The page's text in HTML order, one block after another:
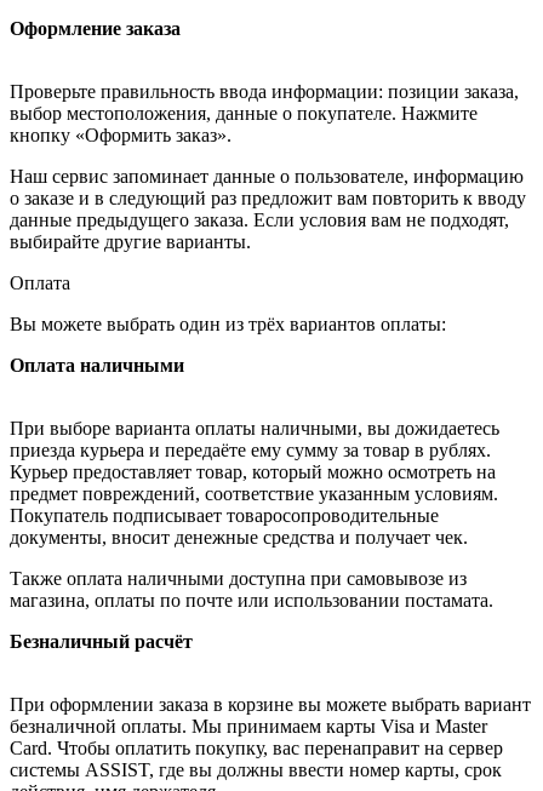
Оформление заказа
Проверьте правильность ввода информации: позиции заказа,
выбор местоположения, данные о покупателе. Нажмите
кнопку «Оформить заказ».
Наш сервис запоминает данные о пользователе, информацию
о заказе и в следующий раз предложит вам повторить к вводу
данные предыдущего заказа. Если условия вам не подходят,
выбирайте другие варианты.
Оплата
Вы можете выбрать один из трёх вариантов оплаты:
Оплата наличными
При выборе варианта оплаты наличными, вы дожидаетесь
приезда курьера и передаёте ему сумму за товар в рублях.
Курьер предоставляет товар, который можно осмотреть на
предмет повреждений, соответствие указанным условиям.
Покупатель подписывает товаросопроводительные
документы, вносит денежные средства и получает чек.
Также оплата наличными доступна при самовывозе из
магазина, оплаты по почте или использовании постамата.
Безналичный расчёт
При оформлении заказа в корзине вы можете выбрать вариант
безналичной оплаты. Мы принимаем карты Visa и Master
Card. Чтобы оплатить покупку, вас перенаправит на сервер
системы ASSIST, где вы должны ввести номер карты, срок